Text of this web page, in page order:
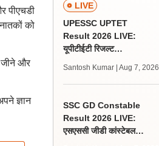
पीएचडी
को
जीने और
ज्ञान
LIVE
UPESSC UPTET
Result 2026 LIVE:
यूपीटीईटी रिजल्ट
जल्द, जानें लेटेस्ट अपडेट,
पासिंग मार्क्स
Santosh Kumar | Aug 7, 2026
SSC GD Constable
Result 2026 LIVE:
एसएससी जीडी कांस्टेबल